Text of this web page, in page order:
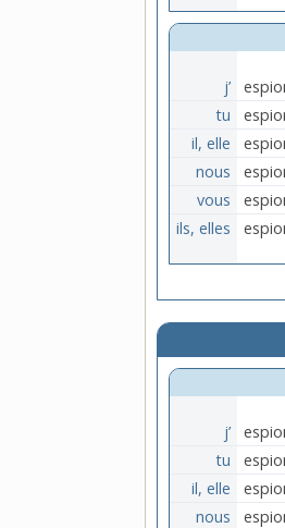
j’
tu
il, elle
nous
vous
ils, elles
j’
tu
il, elle
nous